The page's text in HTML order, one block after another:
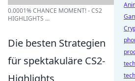
0.0001% CHANCE MOMENT! - CS2
HIGHLIGHTS ...
Die besten Strategien
für spektakuläre CS2-
Highlights